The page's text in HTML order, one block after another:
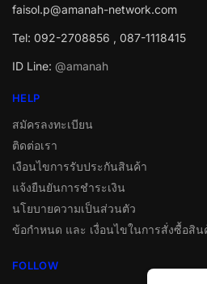
faisol.p@amanah-network.com
Tel: 092-2708856 , 087-1118415
ID Line: @amanah
HELP
สมัครลงทะเบียน
ติดต่อเรา
เงือนไขการรับประกันสินค้า
แจ้งยืนยันการชำระเงิน
นโยบายความเป็นส่วนตัว
ข้อกำหนด และ เงื่อนไขในการสั่งซื้อสิน
FOLLOW